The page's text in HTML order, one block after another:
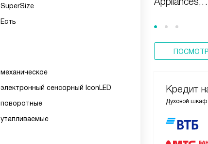
Кредит
Духовой шкаф
SuperSize
Есть
механическое
электронный сенсорный IconLED
поворотные
утапливаемые